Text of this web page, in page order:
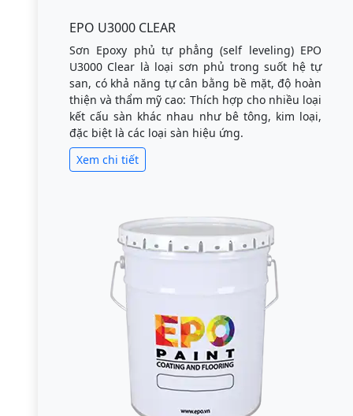
EPO U3000 CLEAR
Sơn Epoxy phủ tự phẳng (self leveling) EPO
U3000 Clear là loại sơn phủ trong suốt hệ tự
san, có khả năng tự cân bằng bề mặt, độ hoàn
thiện và thẩm mỹ cao: Thích hợp cho nhiều loại
kết cấu sàn khác nhau như bê tông, kim loại,
đặc biệt là các loại sàn hiệu ứng.
Xem chi tiết